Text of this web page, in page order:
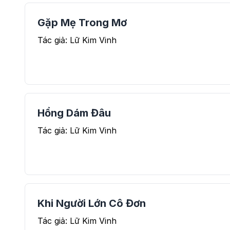
Gặp Mẹ Trong Mơ
Tác giả: Lữ Kim Vinh
Hổng Dám Đâu
Tác giả: Lữ Kim Vinh
Khi Người Lớn Cô Đơn
Tác giả: Lữ Kim Vinh